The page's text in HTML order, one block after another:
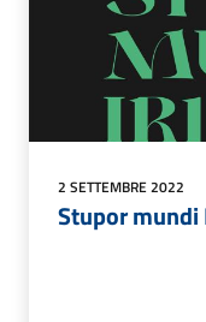
2 SETTEMBRE 2022
Stupor mundi